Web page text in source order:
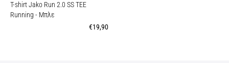
T-shirt Jako Run 2.0 SS TEE
Running - Μπλε
€19,90